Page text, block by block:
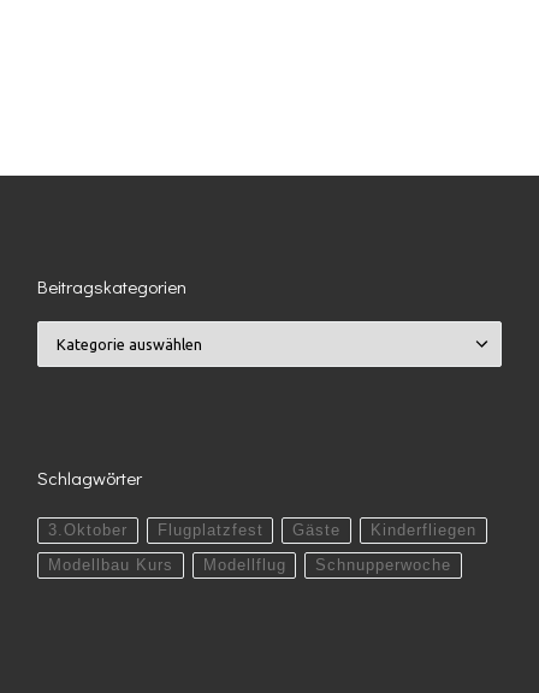
Beitragskategorien
Schlagwörter
3.Oktober Flugplatzfest Gäste Kinderfliegen
Modellbau Kurs Modellflug Schnupperwoche